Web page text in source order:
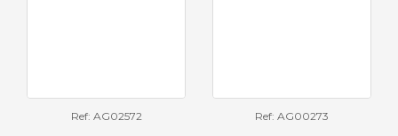
Ref: AG02572 Ref: AG00273